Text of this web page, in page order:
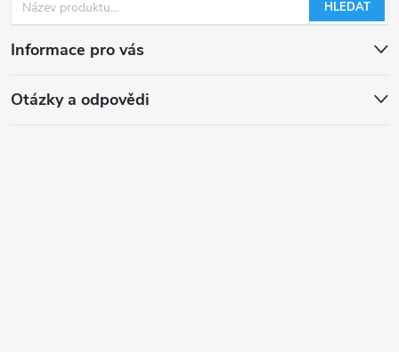
HLEDAT
Informace pro vás
Otázky a odpovědi